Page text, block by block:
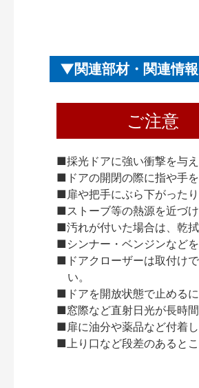
関連部材・関連情報
ご注意
■採光ドアに強い衝撃を与
■ドアの開閉の際に指や手
■扉や把手にぶら下がった
■ストーブ等の熱源を近づ
■汚れが付いた場合は、乾
■シンナー・ベンジンなど
■ドアクローザーは取付け
い。
■ドアを開放状態で止める
■窓際など直射日光が長時
■扉に油分や薬品など付着
■上り口など段差のあると